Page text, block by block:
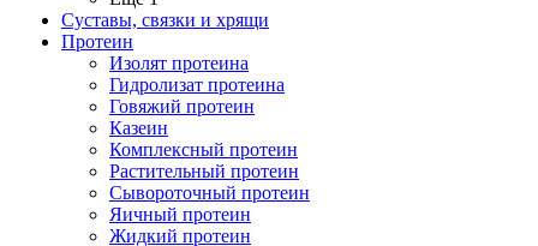
Суставы, связки и хрящи
Протеин
Изолят протеина
Гидролизат протеина
Говяжий протеин
Казеин
Комплексный протеин
Растительный протеин
Сывороточный протеин
Яичный протеин
Жидкий протеин